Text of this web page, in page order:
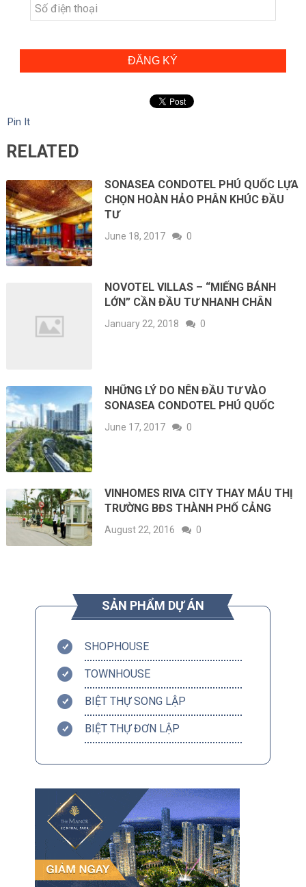
ĐĂNG KÝ
Pin It
RELATED
SONASEA CONDOTEL PHÚ QUỐC LỰA
CHỌN HOÀN HẢO PHÂN KHÚC ĐẦU
TƯ
June 18, 2017 0
NOVOTEL VILLAS – “MIẾNG BÁNH
LỚN” CẦN ĐẦU TƯ NHANH CHÂN
January 22, 2018 0
NHỮNG LÝ DO NÊN ĐẦU TƯ VÀO
SONASEA CONDOTEL PHÚ QUỐC
June 17, 2017 0
VINHOMES RIVA CITY THAY MÁU THỊ
TRƯỜNG BĐS THÀNH PHỐ CẢNG
August 22, 2016 0
SẢN PHẨM DỰ ÁN
SHOPHOUSE
TOWNHOUSE
BIỆT THỰ SONG LẬP
BIỆT THỰ ĐƠN LẬP